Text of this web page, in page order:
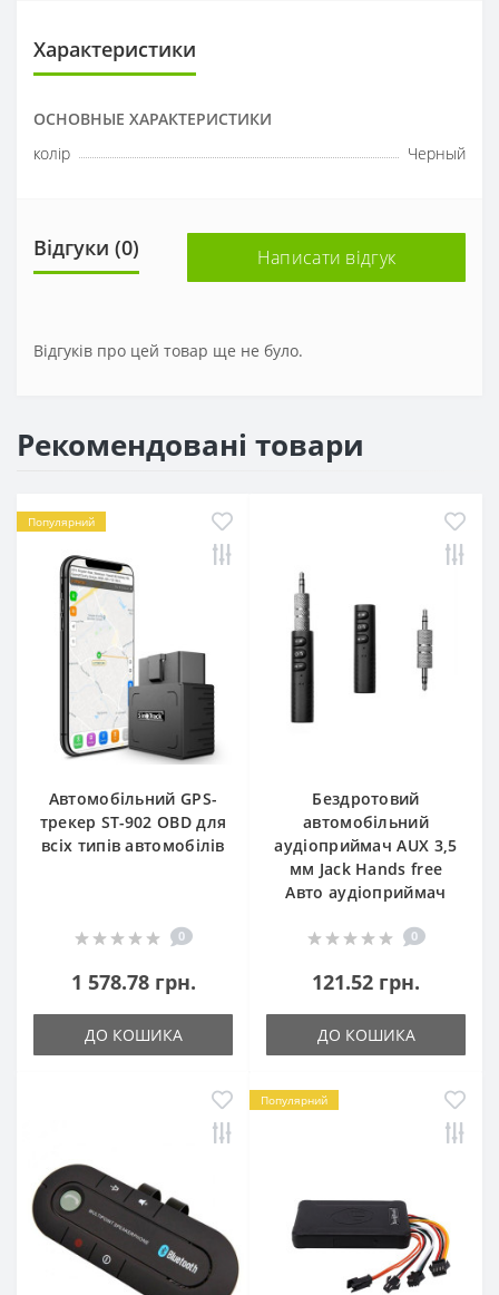
Характеристики
ОСНОВНЫЕ ХАРАКТЕРИСТИКИ
колір
Черный
Відгуки (0) Написати відгук
Відгуків про цей товар ще не було.
Рекомендовані товари
Популярний
Автомобільний GPS-
трекер ST-902 OBD для
всіх типів автомобілів
0
1 578.78 грн.
ДО КОШИКА
Бездротовий
автомобільний
аудіоприймач AUX 3,5
мм Jack Hands free
Авто аудіоприймач
0
121.52 грн.
ДО КОШИКА
Популярний